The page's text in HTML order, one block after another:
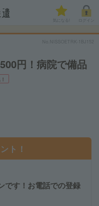
気になる!
No.NISSOETRK-1BJ152
円！病院で備品
ト！
です！お電話での登録